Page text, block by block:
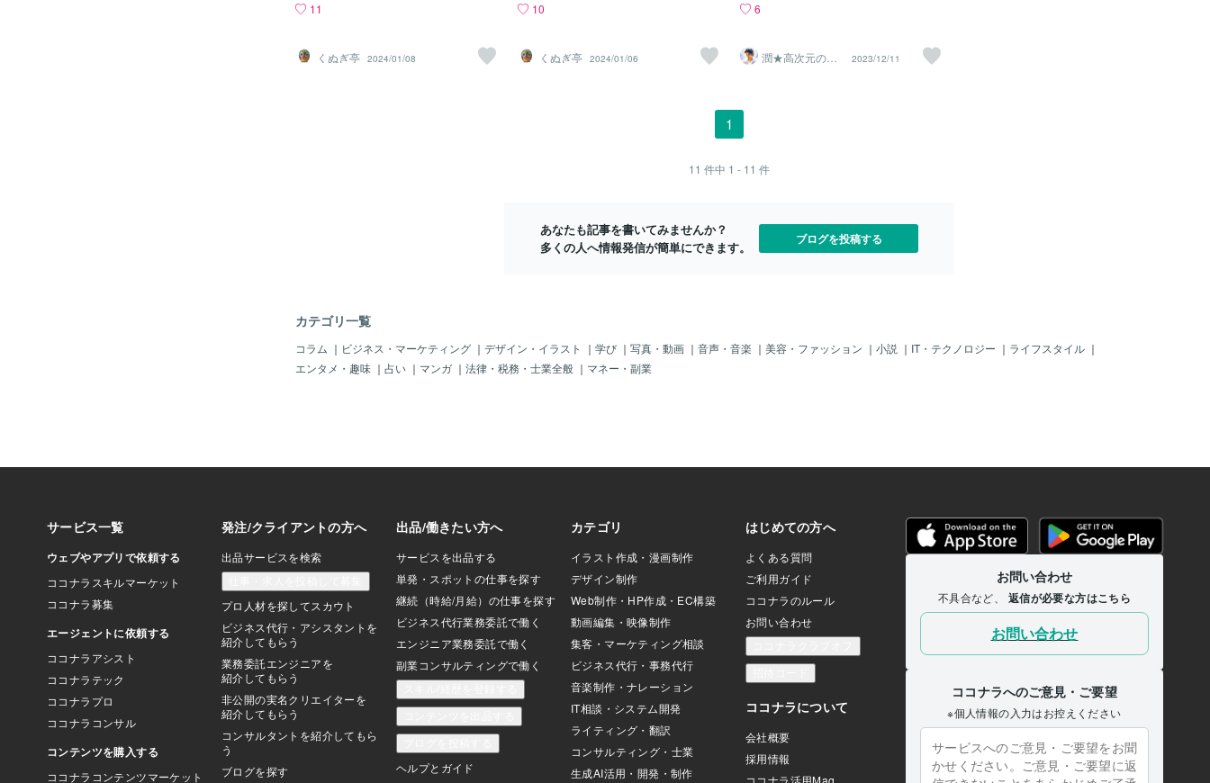
い・・なんて時があったけど ブルコメ
てました 懐かしきナベプロの歌手たち
が、自分の手元においておきたいバッ
11
くぬぎ亭 2024/01/08
して張り切っていたら、それ迄の知り合
なった 「エレキやってるのは不良だ !!
」 って訳で、日本の為にやってたのに嫌
10
くぬぎ亭 2024/01/06
西郷輝彦がそれぞれ「絶唱」「星のフラ
脱却をはかりました。 同年、「弾厚
作」のペンネームで作曲した曲を次々と
の神様寺内たけしが、ベートーベンの
ルズが来日。彼らに触発された日本の若
ヒットし、翌年にはブルーコメッツが
「ブルーシャトー」でレコード大賞を受
賞。GSブームが到来しました。 彼らの
まで発展してしまいました。ワイルドワ
6
潤★高次元の声
を届ける宇宙チ
2023/12/11
1
11 件中 1 - 11 件
あなたも記事を書いてみませんか？
多くの人へ情報発信が簡単にできます。
ブログを投稿する
カテゴリ一覧
コラム ｜ ビジネス・マーケティング ｜ デザイン・イラスト ｜ 学び ｜ 写真・動画 ｜ 音声・音楽 ｜ 美容・ファッション ｜ 小説 ｜ IT・テクノロジー ｜ ライフスタイル ｜
エンタメ・趣味 ｜ 占い ｜ マンガ ｜ 法律・税務・士業全般 ｜ マネー・副業